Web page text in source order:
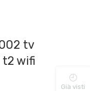
tv
wifi
Già visti